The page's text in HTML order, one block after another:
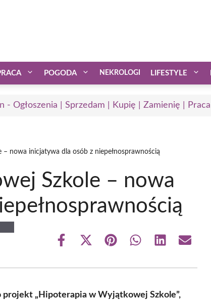
POGODA NEKROLOGI LIFESTYLE
- Ogłoszenia | Sprzedam | Kupię | Zamienię | Praca
nowa inicjatywa dla osób z niepełnosprawnością
Szkole – nowa
Share
Share
(Twitter)
Share Share Share Share
projekt „Hipoterapia w Wyjątkowej Szkole”,